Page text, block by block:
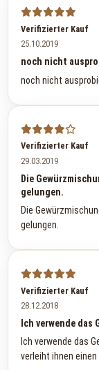
Verifizierter Kauf
25.10.2019
noch nicht
noch nicht
Verifizierter Kauf
29.03.2019
Die
gelungen.
Die
gelungen.
Verifizierter Kauf
28.12.2018
Ich verwende
Ich verwende das
verleiht ihnen